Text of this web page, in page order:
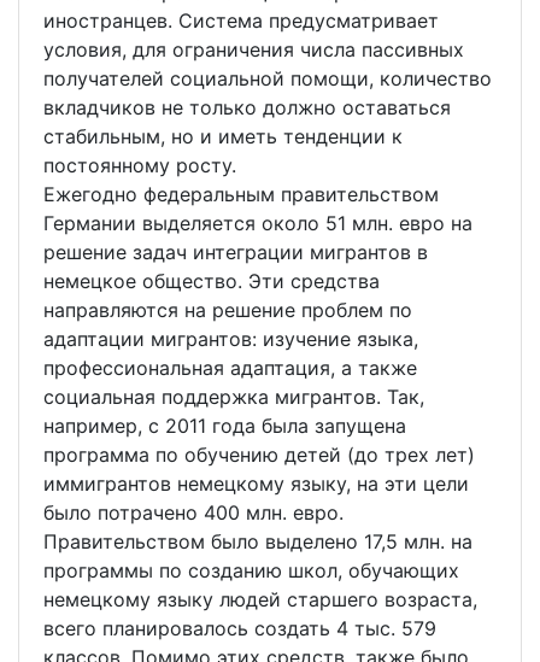
иностранцев. Система предусматривает
условия, для ограничения числа пассивных
получателей социальной помощи, количество
вкладчиков не только должно оставаться
стабильным, но и иметь тенденции к
постоянному росту.
Ежегодно федеральным правительством
Германии выделяется около 51 млн. евро на
решение задач интеграции мигрантов в
немецкое общество. Эти средства
направляются на решение проблем по
адаптации мигрантов: изучение языка,
профессиональная адаптация, а также
социальная поддержка мигрантов. Так,
например, с 2011 года была запущена
программа по обучению детей (до трех лет)
иммигрантов немецкому языку, на эти цели
было потрачено 400 млн. евро.
Правительством было выделено 17,5 млн. на
программы по созданию школ, обучающих
немецкому языку людей старшего возраста,
всего планировалось создать 4 тыс. 579
классов. Помимо этих средств, также было